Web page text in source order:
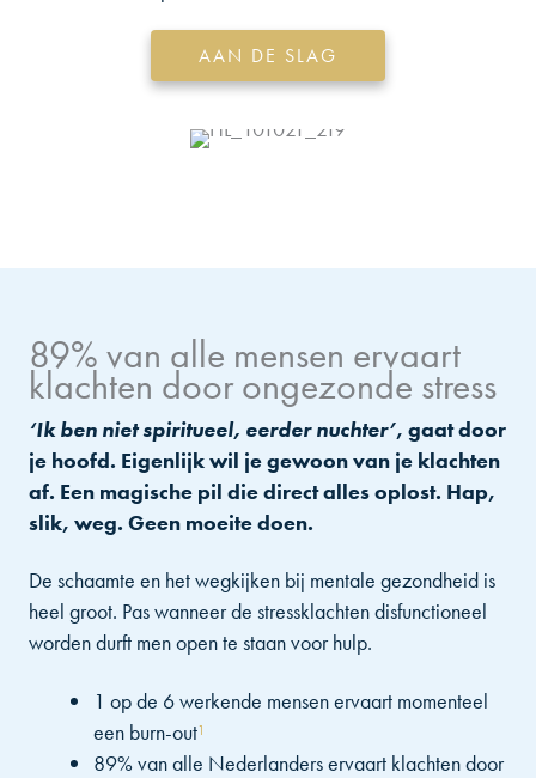
AAN DE SLAG
89% van alle mensen ervaart
klachten door ongezonde stress
‘Ik ben niet spiritueel, eerder nuchter’, gaat door
je hoofd. Eigenlijk wil je gewoon van je klachten
af. Een magische pil die direct alles oplost. Hap,
slik, weg. Geen moeite doen.
De schaamte en het wegkijken bij mentale gezondheid is
heel groot. Pas wanneer de stressklachten disfunctioneel
worden durft men open te staan voor hulp.
1 op de 6 werkende mensen ervaart momenteel
een burn-out¹
89% van alle Nederlanders ervaart klachten door